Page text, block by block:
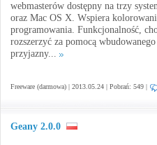
webmasterów dostępny na trzy
oraz Mac OS X. Wspiera
programowania. Funkcjonalność,
rozszerzyć za pomocą
przyjazny...
Freeware (darmowa) | 2013.05.24 | Pobrań: 549 |
Geany 2.0.0